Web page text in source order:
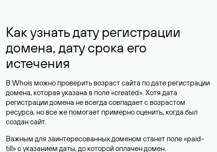
Как узнать дату регистрации
домена, дату срока его
истечения
В Whois можно проверить возраст сайта по дате регистрации
домена, которая указана в поле «created». Хотя дата
регистрации домена не всегда совпадает с возрастом
ресурса, но все же помогает примерно оценить, когда был
создан сайт.
Важным для заинтересованных доменом станет поле «paid-
till» с указанием даты, до которой оплачен домен.